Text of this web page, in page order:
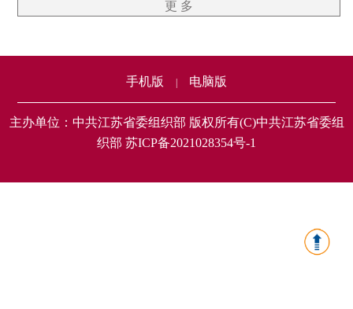
更 多
手机版 电脑版
主办单位：中共江苏省委组织部 版权所有(C)中共江苏省委组
织部 苏ICP备2021028354号-1